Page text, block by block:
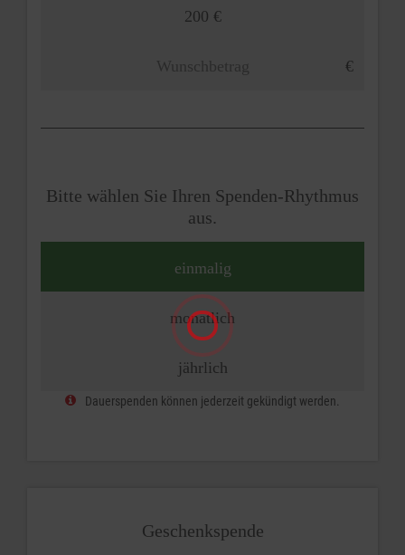
200 €
Bitte wählen Sie Ihren Spenden-Rhythmus
aus.
einmalig
monatlich
jährlich
Dauerspenden können jederzeit gekündigt werden.
Geschenkspende